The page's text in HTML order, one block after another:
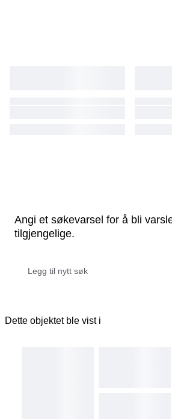
Angi et søkevarsel for å bli
tilgjengelige.
Dette objektet ble vist i